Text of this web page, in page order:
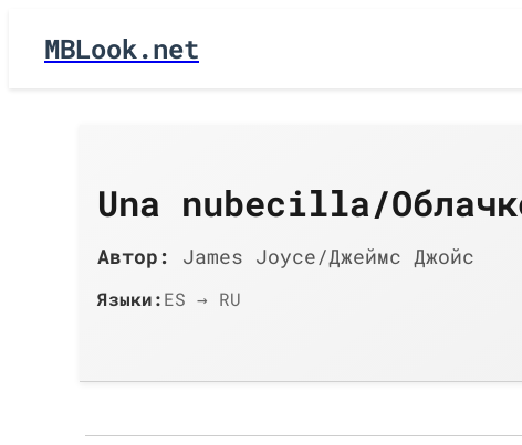
MBLook.net
Una nubecilla/
Автор: James Joyce/Джеймс Джойс
Языки:ES → RU